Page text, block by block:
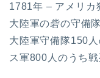
1781年 – アメリカ
大陸軍の砦の守備
大陸軍守備隊150
ス軍800人のうち